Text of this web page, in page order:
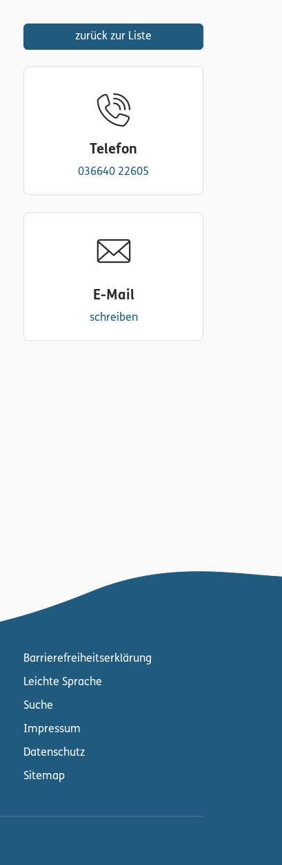
zurück zur Liste
Telefon
036640 22605
E-Mail
schreiben
Barrierefreiheitserklärung
Leichte Sprache
Suche
Impressum
Datenschutz
Sitemap